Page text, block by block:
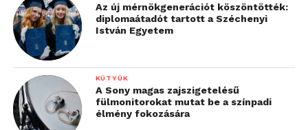
Az új mérnökgenerációt köszöntötték:
diplomaátadót tartott a Széchenyi
István Egyetem
KÜTYÜK
A Sony magas zajszigetelésű
fülmonitorokat mutat be a színpadi
élmény fokozására